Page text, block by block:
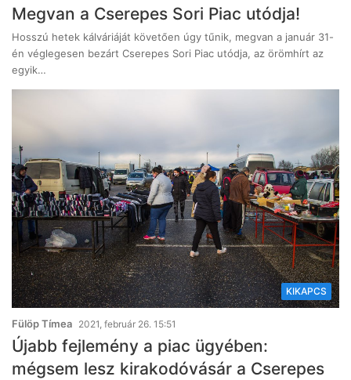
Megvan a Cserepes Sori Piac utódja!
Hosszú hetek kálváriáját követően úgy tűnik, megvan a január 31-
én véglegesen bezárt Cserepes Sori Piac utódja, az örömhírt az
egyik…
KIKAPCS
Fülöp Tímea 2021, február 26. 15:51
Újabb fejlemény a piac ügyében:
mégsem lesz kirakodóvásár a Cserepes